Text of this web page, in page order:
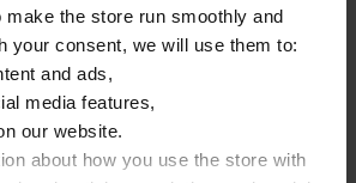
the store run smoothly and
your consent, we will use them to:
and ads,
media features,
our website.
about how you use the store with
та після інтенсивних фізичних
L-аскорбінова кислота підтримує
колагену для оптимального
судин, кісток, хрящів і ясен, а
також сприяє підтримці
обміну і правильному